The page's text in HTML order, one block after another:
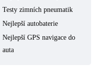
Testy zimních pneumatik
Nejlepší autobaterie
Nejlepší GPS navigace do
auta